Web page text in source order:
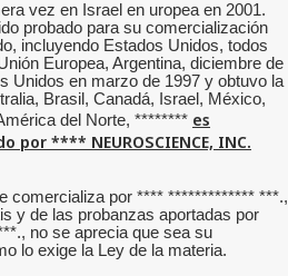
vez en Israel en uropea en 2001.
probado para su comercialización
incluyendo Estados Unidos, todos
Europea, Argentina, diciembre de
Unidos en marzo de 1997 y obtuvo la
Brasil, Canadá, Israel, México,
del Norte, ******** es
**** NEUROSCIENCE, INC.
comercializa por **** ************* ***.,
y de las probanzas aportadas por
no se aprecia que sea su
lo exige la Ley de la materia.